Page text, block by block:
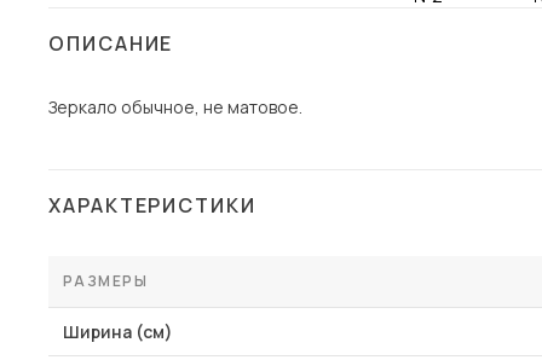
Столы и стулья
Комоды и тумбы
ОПИСАНИЕ
Зеркало обычное, не матовое.
ХАРАКТЕРИСТИКИ
РАЗМЕРЫ
Ширина (см)